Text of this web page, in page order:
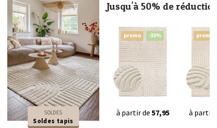
SOLDES
Soldes tapis
Jusqu'à 50% de
promo -33%
à partir de 57,95
promo
à partir